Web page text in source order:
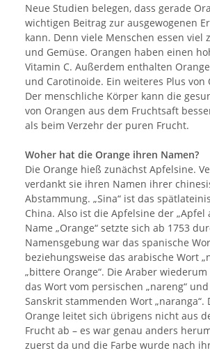
Neue Studien belegen, dass gerade
wichtigen Beitrag zur ausgewogenen
kann. Denn viele Menschen essen viel
und Gemüse. Orangen haben einen
Vitamin C. Außerdem enthalten
und Carotinoide. Ein weiteres Plus von
Der menschliche Körper kann die
von Orangen aus dem Fruchtsaft
als beim Verzehr der puren Frucht.
Woher hat die Orange ihren Namen?
Die Orange hieß zunächst Apfelsine.
verdankt sie ihren Namen ihrer
Abstammung. „Sina“ ist das
China. Also ist die Apfelsine der „Apfel
Name „Orange“ setzte sich ab 1753
Namensgebung war das spanische
beziehungsweise das arabische Wort
„bittere Orange“. Die Araber
das Wort vom persischen „nareng“
Sanskrit stammenden Wort „naranga“.
Orange leitet sich übrigens nicht aus
Frucht ab – es war genau anders
zuerst da und die Farbe wurde nach